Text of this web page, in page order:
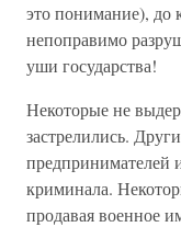
это понимание), до
непоправимо
уши государства!
Некоторые не
застрелились.
предпринимателей
криминала.
продавая военное